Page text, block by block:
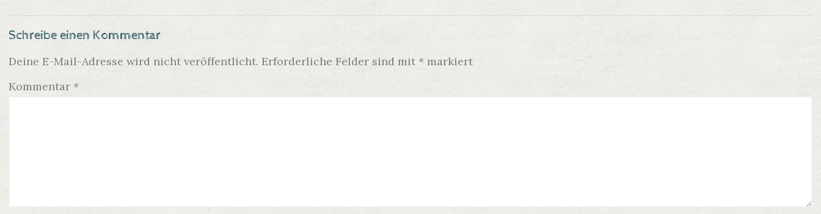
Schreibe einen Kommentar
Deine E-Mail-Adresse wird nicht veröffentlicht. Erforderliche Felder sind mit * markiert
Kommentar *